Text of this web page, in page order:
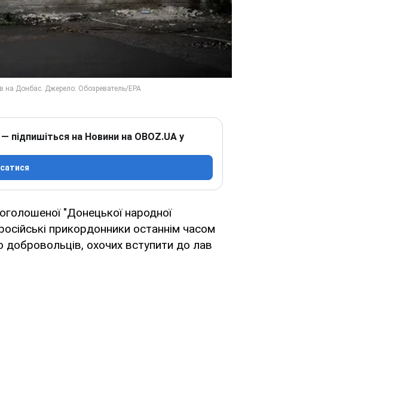
підпишіться на Новини на OBOZ.UA у
"Донецької народної
прикордонники останнім часом
добровольців, охочих вступити до лав